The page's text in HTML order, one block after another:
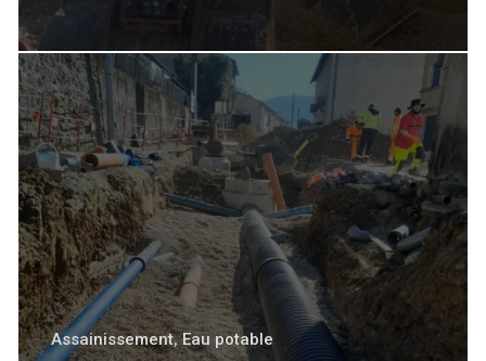
Assainissement, Eau potable